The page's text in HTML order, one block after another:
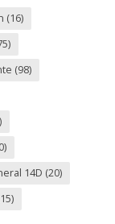
(16)
(98)
14D (20)